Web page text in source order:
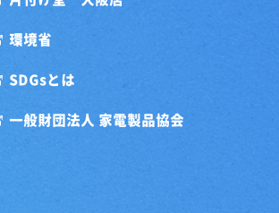
環境省
SDGsとは
一般財団法人 家電製品協会